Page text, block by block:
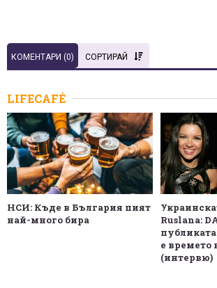
КОМЕНТАРИ (0) СОРТИРАЙ
LIFECAFÉ
НСИ: Къде в България пият
най-много бира
Ruslana:
е времето
(интервю)